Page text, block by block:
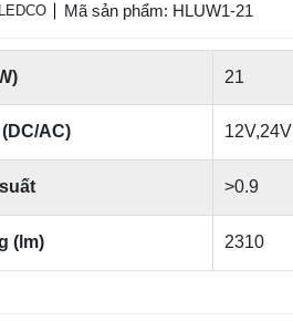
Mã sản phẩm: HLUW1-21
21
AC) 12V,24V
>0.9
(lm) 2310